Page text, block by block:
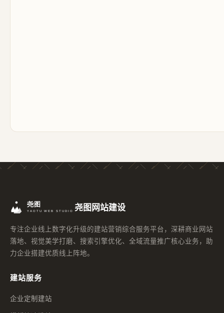
尧图网站建设
专注企业线上数字化升级的建站营销综合服务平台，深耕商业网站
落地、视觉美学打磨、搜索引擎优化、全域流量推广核心业务，助
力企业搭建优质线上阵地。
建站服务
企业定制建站